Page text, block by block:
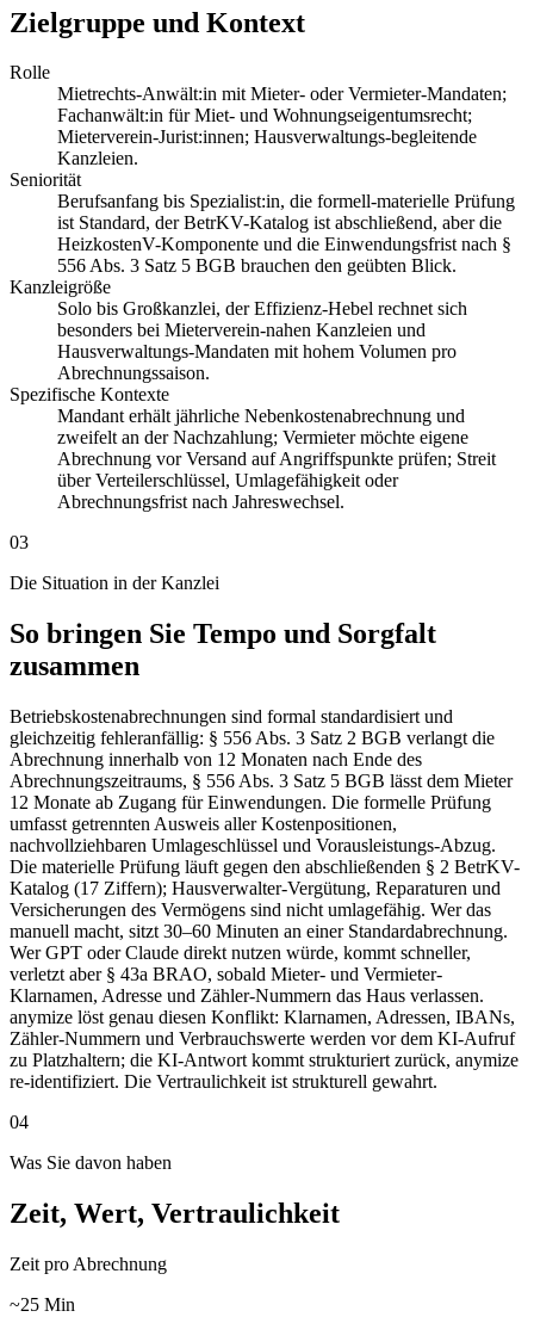
Zielgruppe und Kontext
Rolle
Mietrechts-Anwält:in mit Mieter- oder Vermieter-Mandaten;
Fachanwält:in für Miet- und Wohnungseigentumsrecht;
Mieterverein-Jurist:innen; Hausverwaltungs-begleitende
Kanzleien.
Seniorität
Berufsanfang bis Spezialist:in, die formell-materielle Prüfung
ist Standard, der BetrKV-Katalog ist abschließend, aber die
HeizkostenV-Komponente und die Einwendungsfrist nach §
556 Abs. 3 Satz 5 BGB brauchen den geübten Blick.
Kanzleigröße
Solo bis Großkanzlei, der Effizienz-Hebel rechnet sich
besonders bei Mieterverein-nahen Kanzleien und
Hausverwaltungs-Mandaten mit hohem Volumen pro
Abrechnungssaison.
Spezifische Kontexte
Mandant erhält jährliche Nebenkostenabrechnung und
zweifelt an der Nachzahlung; Vermieter möchte eigene
Abrechnung vor Versand auf Angriffspunkte prüfen; Streit
über Verteilerschlüssel, Umlagefähigkeit oder
Abrechnungsfrist nach Jahreswechsel.
03
Die Situation in der Kanzlei
So bringen Sie Tempo und Sorgfalt
zusammen
Betriebskostenabrechnungen sind formal standardisiert und
gleichzeitig fehleranfällig: § 556 Abs. 3 Satz 2 BGB verlangt die
Abrechnung innerhalb von 12 Monaten nach Ende des
Abrechnungszeitraums, § 556 Abs. 3 Satz 5 BGB lässt dem Mieter
12 Monate ab Zugang für Einwendungen. Die formelle Prüfung
umfasst getrennten Ausweis aller Kostenpositionen,
nachvollziehbaren Umlageschlüssel und Vorausleistungs-Abzug.
Die materielle Prüfung läuft gegen den abschließenden § 2 BetrKV-
Katalog (17 Ziffern); Hausverwalter-Vergütung, Reparaturen und
Versicherungen des Vermögens sind nicht umlagefähig. Wer das
manuell macht, sitzt 30–60 Minuten an einer Standardabrechnung.
Wer GPT oder Claude direkt nutzen würde, kommt schneller,
verletzt aber § 43a BRAO, sobald Mieter- und Vermieter-
Klarnamen, Adresse und Zähler-Nummern das Haus verlassen.
anymize löst genau diesen Konflikt: Klarnamen, Adressen, IBANs,
Zähler-Nummern und Verbrauchswerte werden vor dem KI-Aufruf
zu Platzhaltern; die KI-Antwort kommt strukturiert zurück, anymize
re-identifiziert. Die Vertraulichkeit ist strukturell gewahrt.
04
Was Sie davon haben
Zeit, Wert, Vertraulichkeit
Zeit pro Abrechnung
~25 Min